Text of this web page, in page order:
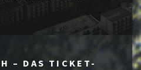
– DAS TICKET-